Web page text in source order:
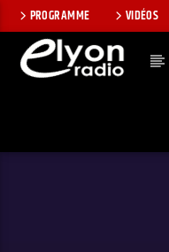
PROGRAMME VIDÉOS